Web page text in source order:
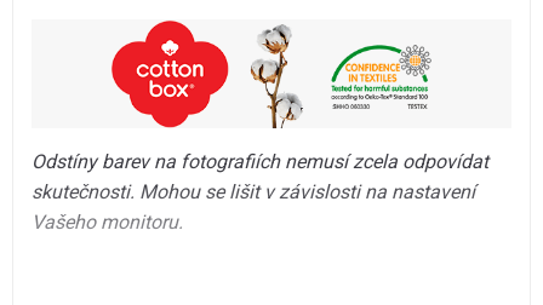
Odstíny barev na fotografiích nemusí zcela odpovídat
skutečnosti. Mohou se lišit v závislosti na nastavení
Vašeho monitoru.